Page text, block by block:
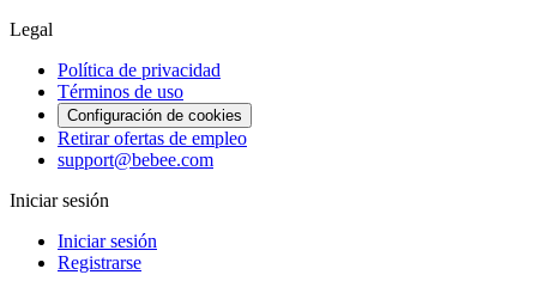
Legal
Política de privacidad
Términos de uso
Configuración de cookies
Retirar ofertas de empleo
support@bebee.com
Iniciar sesión
Iniciar sesión
Registrarse